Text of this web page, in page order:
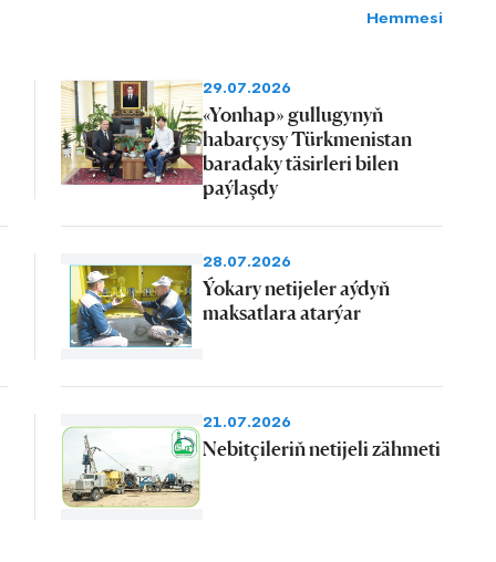
Hemmesi
29.07.2026
«Yonhap» gullugynyň
habarçysy Türkmenistan
baradaky täsirleri bilen
paýlaşdy
28.07.2026
Ýokary netijeler aýdyň
maksatlara atarýar
21.07.2026
Nebitçileriň netijeli zähmeti